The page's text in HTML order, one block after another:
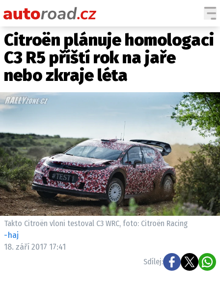
AUTA
TESTY AUT
NOVINKY
ZAJÍMAVOSTI
TECHNIKA
EKONOMIKA
ČESKÝ TRH
TUNING
PROFI
ELEKTRO
TESTY ELEKTROMOBILŮ
Citroën plánuje homologaci
C3 R5 příští rok na jaře
nebo zkraje léta
Takto Citroën vloni testoval C3 WRC, foto: Citroën Racing
-haj
18. září 2017 17:41
Sdílej: